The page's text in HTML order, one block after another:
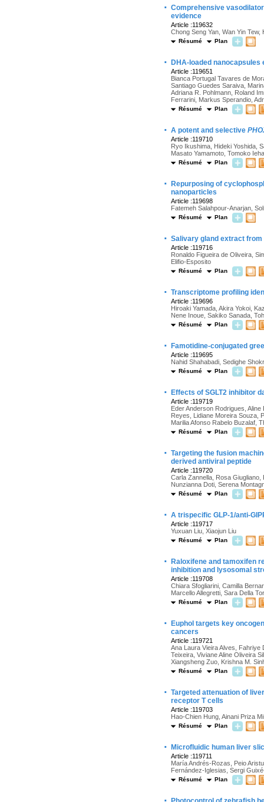
· Comprehensive
evidence
Article :119632
Chong Seng Yan, Wan Yin
Résumé Plan
· DHA-loaded
Article :119651
Bianca Portugal Tavares de
Santiago Guedes Saraiva,
Adriana R. Pohlmann, Roland
Ferrarini, Markus Sperandio,
Résumé Plan
· A potent and selective
Article :119710
Ryo Ikushima, Hideki Yoshida,
Masato Yamamoto, Tomoko
Résumé Plan
·
Repurposing of
nanoparticles
Article :119698
Fatemeh Salahpour-Anarjan,
Résumé Plan
· Salivary gland extract from
Article :119716
Ronaldo Figueira de Oliveira,
Elifio-Esposito
Résumé Plan
· Transcriptome profiling
Article :119696
Hiroaki Yamada, Akira Yokoi,
Nene Inoue, Sakiko Sanada,
Résumé Plan
· Famotidine-conjugated
Article :119695
Nahid Shahabadi, Sedighe
Résumé Plan
· Effects of SGLT2 inhibitor
Article :119719
Eder Anderson Rodrigues,
Reyes, Lidiane Moreira Souza,
Marilia Afonso Rabelo Buzalaf,
Résumé Plan
· Targeting the fusion
derived antiviral peptide
Article :119720
Carla Zannella, Rosa Giugliano,
Nunzianna Doti, Serena
Résumé Plan
· A trispecific GLP-1/anti-
Article :119717
Yuxuan Liu, Xiaojun Liu
Résumé Plan
·
Raloxifene and tamoxifen
inhibition and lysosomal
Article :119708
Chiara Sfogliarini, Camilla
Marcello Allegretti, Sara Della
Résumé Plan
·
Euphol targets key
cancers
Article :119721
Ana Laura Vieira Alves, Fahriye
Teixeira, Viviane Aline Oliveira
Xiangsheng Zuo, Krishna M.
Résumé Plan
· Targeted attenuation of
receptor T cells
Article :119703
Hao-Chien Hung, Ainani Priza
Résumé Plan
· Microfluidic human liver
Article :119711
María Andrés-Rozas, Peio
Fernández-Iglesias, Sergi
Résumé Plan